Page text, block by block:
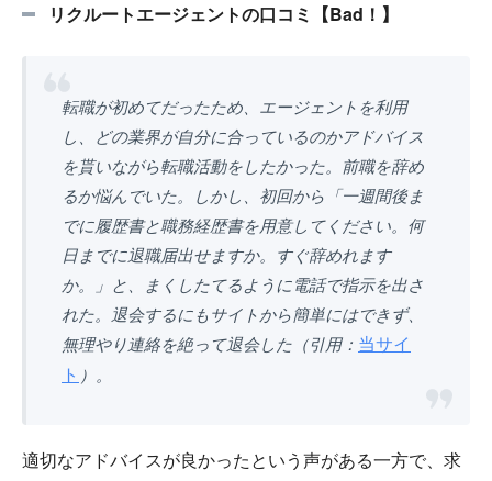
リクルートエージェントの口コミ【Bad！】
転職が初めてだったため、エージェントを利用
し、どの業界が自分に合っているのかアドバイス
を貰いながら転職活動をしたかった。前職を辞め
るか悩んでいた。しかし、初回から「一週間後ま
でに履歴書と職務経歴書を用意してください。何
日までに退職届出せますか。すぐ辞めれます
か。」と、まくしたてるように電話で指示を出さ
れた。退会するにもサイトから簡単にはできず、
無理やり連絡を絶って退会した（引用： 当サイ
ト ）。
適切なアドバイスが良かったという声がある一方で、求